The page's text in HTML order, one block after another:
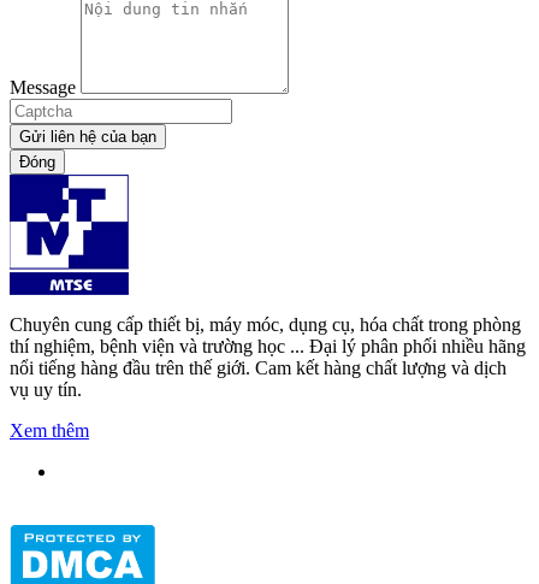
Message
Gửi liên hệ của bạn
Đóng
Chuyên cung cấp thiết bị, máy móc, dụng cụ, hóa chất trong phòng
thí nghiệm, bệnh viện và trường học ... Đại lý phân phối nhiều hãng
nổi tiếng hàng đầu trên thế giới. Cam kết hàng chất lượng và dịch
vụ uy tín.
Xem thêm